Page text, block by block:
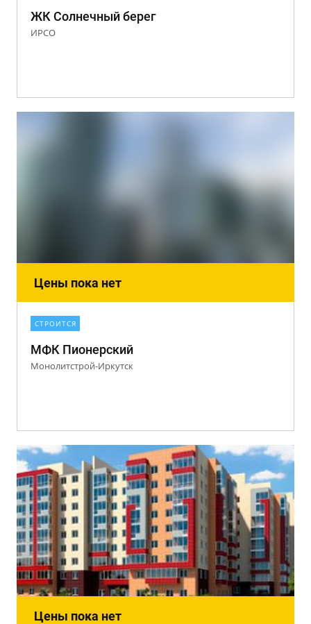
ЖК Солнечный берег
ИРСО
Цены пока нет
СТРОИТСЯ
МФК Пионерский
Монолитстрой-Иркутск
Цены пока нет